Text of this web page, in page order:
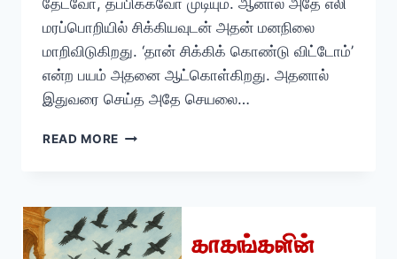
தேடவோ, தப்பிக்கவோ முடியும். ஆனால் அதே எலி
மரப்பொறியில் சிக்கியவுடன் அதன் மனநிலை
மாறிவிடுகிறது. ‘தான் சிக்கிக் கொண்டு விட்டோம்’
என்ற பயம் அதனை ஆட்கொள்கிறது. அதனால்
இதுவரை செய்த அதே செயலை…
READ MORE வாழ்வியல்
-1